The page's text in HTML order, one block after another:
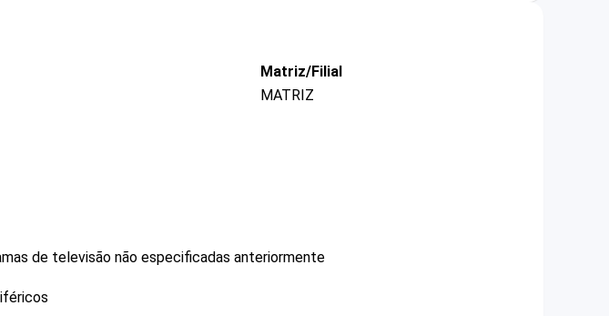
Matriz/Filial
MATRIZ
de televisão não especificadas anteriormente